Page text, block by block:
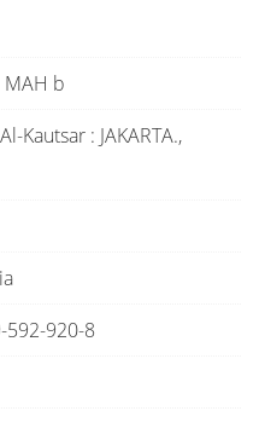
MAH b
Kautsar : JAKARTA.,
592-920-8